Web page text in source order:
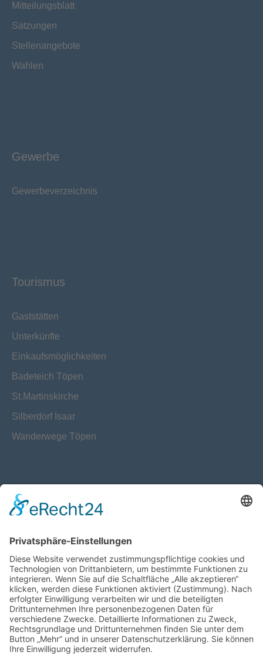
Mitteilungsblatt
Satzungen
Stellenangebote
Wahlen
Gewerbe
Gewerbeverzeichnis
Tourismus
Gaststätten
Unterkünfte
Einkaufsmöglichkeiten
Badeteich Töpen
St.Martinskirche
Silberdorf Isaar
Wanderwege Töpen
Datenschutz